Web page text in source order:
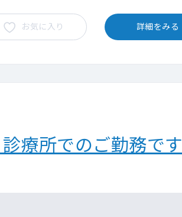
お気に入り 詳細をみる
療所でのご勤務です